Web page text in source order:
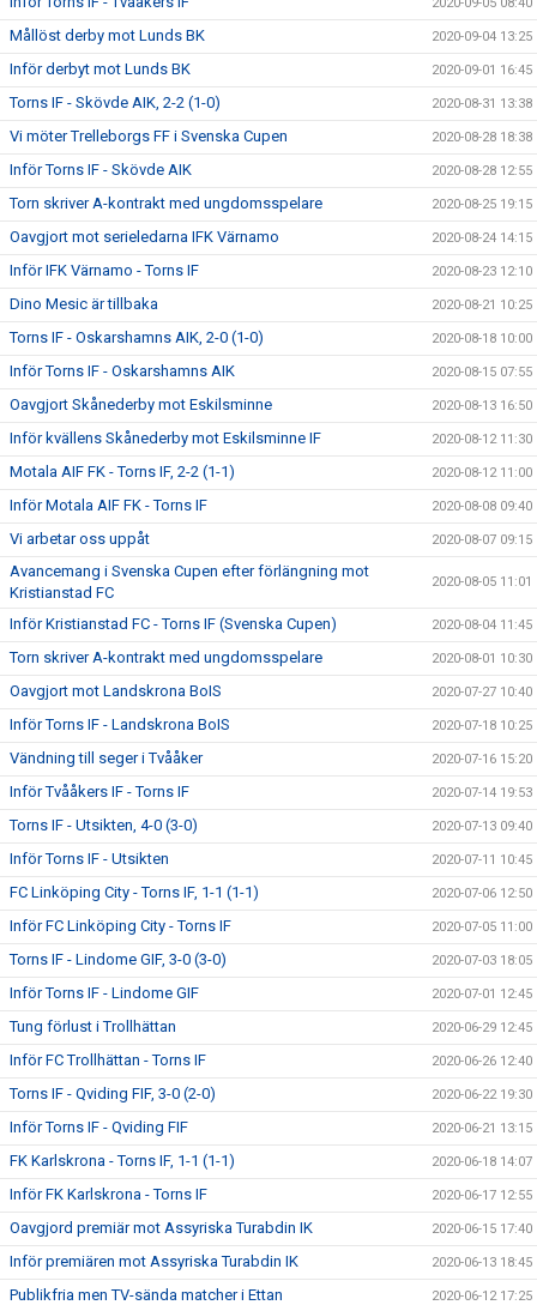
Mållöst derby mot Lunds BK 2020-09-04 13:25
Inför derbyt mot Lunds BK 2020-09-01 16:45
Torns IF - Skövde AIK, 2-2 (1-0) 2020-08-31 13:38
Vi möter Trelleborgs FF i Svenska Cupen 2020-08-28 18:38
Inför Torns IF - Skövde AIK 2020-08-28 12:55
Torn skriver A-kontrakt med ungdomsspelare 2020-08-25 19:15
Oavgjort mot serieledarna IFK Värnamo 2020-08-24 14:15
Inför IFK Värnamo - Torns IF 2020-08-23 12:10
Dino Mesic är tillbaka 2020-08-21 10:25
Torns IF - Oskarshamns AIK, 2-0 (1-0) 2020-08-18 10:00
Inför Torns IF - Oskarshamns AIK 2020-08-15 07:55
Oavgjort Skånederby mot Eskilsminne 2020-08-13 16:50
Inför kvällens Skånederby mot Eskilsminne IF 2020-08-12 11:30
Motala AIF FK - Torns IF, 2-2 (1-1) 2020-08-12 11:00
Inför Motala AIF FK - Torns IF 2020-08-08 09:40
Vi arbetar oss uppåt 2020-08-07 09:15
Avancemang i Svenska Cupen efter förlängning mot
Kristianstad FC
2020-08-05 11:01
Inför Kristianstad FC - Torns IF (Svenska Cupen) 2020-08-04 11:45
Torn skriver A-kontrakt med ungdomsspelare 2020-08-01 10:30
Oavgjort mot Landskrona BoIS 2020-07-27 10:40
Inför Torns IF - Landskrona BoIS 2020-07-18 10:25
Vändning till seger i Tvååker 2020-07-16 15:20
Inför Tvååkers IF - Torns IF 2020-07-14 19:53
Torns IF - Utsikten, 4-0 (3-0) 2020-07-13 09:40
Inför Torns IF - Utsikten 2020-07-11 10:45
FC Linköping City - Torns IF, 1-1 (1-1) 2020-07-06 12:50
Inför FC Linköping City - Torns IF 2020-07-05 11:00
Torns IF - Lindome GIF, 3-0 (3-0) 2020-07-03 18:05
Inför Torns IF - Lindome GIF 2020-07-01 12:45
Tung förlust i Trollhättan 2020-06-29 12:45
Inför FC Trollhättan - Torns IF 2020-06-26 12:40
Torns IF - Qviding FIF, 3-0 (2-0) 2020-06-22 19:30
Inför Torns IF - Qviding FIF 2020-06-21 13:15
FK Karlskrona - Torns IF, 1-1 (1-1) 2020-06-18 14:07
Inför FK Karlskrona - Torns IF 2020-06-17 12:55
Oavgjord premiär mot Assyriska Turabdin IK 2020-06-15 17:40
Inför premiären mot Assyriska Turabdin IK 2020-06-13 18:45
Publikfria men TV-sända matcher i Ettan 2020-06-12 17:25